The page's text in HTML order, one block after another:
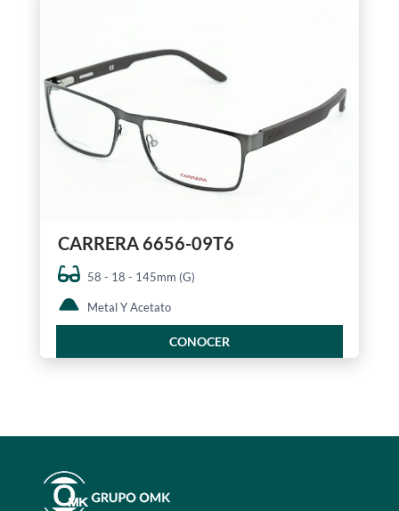
CARRERA 6656-09T6
58 - 18 - 145mm (G)
Metal Y Acetato
CONOCER